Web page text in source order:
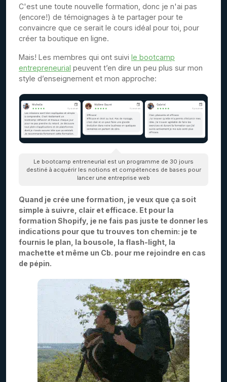
C'est une toute nouvelle formation, donc je n'ai pas
(encore!) de témoignages à te partager pour te
convaincre que ce serait le cours idéal pour toi, pour
créer ta boutique en ligne.
Mais! Les membres qui ont suivi le bootcamp
entrepreneurial peuvent t’en dire un peu plus sur mon
style d’enseignement et mon approche:
Le bootcamp entreneurial est un programme de 30 jours
destiné à acquérir les notions et compétences de bases pour
lancer une entreprise web
Quand je crée une formation, je veux que ça soit
simple à suivre, clair et efficace. Et pour la
formation Shopify, je ne fais pas juste te donner les
indications pour que tu trouves ton chemin: je te
fournis le plan, la bousole, la flash-light, la
machette et même un Cb. pour me rejoindre en cas
de pépin.